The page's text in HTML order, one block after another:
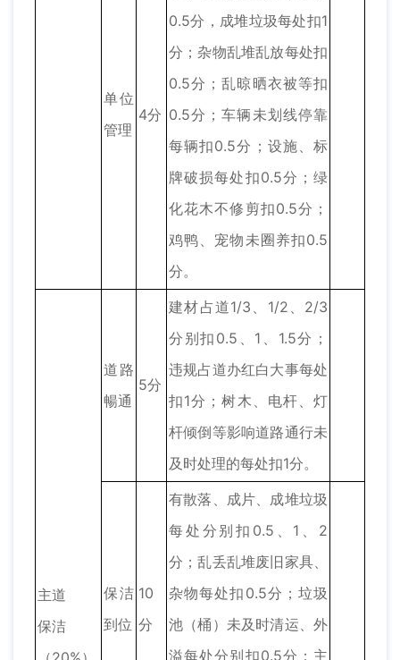
单位
管理
4分
0.5分，成堆垃圾每处扣1
分；杂物乱堆乱放每处扣
0.5分；乱晾晒衣被等扣
0.5分；车辆未划线停靠
每辆扣0.5分；设施、标
牌破损每处扣0.5分；绿
化花木不修剪扣0.5分；
鸡鸭、宠物未圈养扣0.5
分。
主道
保洁
道路
暢通
5分
建材占道1/3、1/2、2/3
分别扣0.5、1、1.5分；
违规占道办红白大事每处
扣1分；树木、电杆、灯
杆倾倒等影响道路通行未
及时处理的每处扣1分。
保洁
到位
10
分
有散落、成片、成堆垃圾
每处分别扣0.5、1、2
分；乱丢乱堆废旧家具、
杂物每处扣0.5分；垃圾
池（桶）未及时清运、外
溢每处分别扣0.5分；主